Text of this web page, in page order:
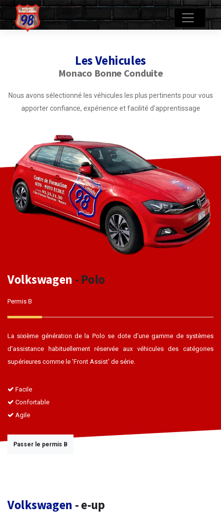
Les Vehicules
Monaco Bonne Conduite
Nous avons sélectionné les véhicules les plus pertinents pour vous
apporter confiance, expérience et facilité d'apprentissage
Volkswagen - Polo
Permis B
La sixième génération de la Polo se dote d’une gamme de systèmes
d’assistance habituellement réservée aux véhicules des catégories
supérieures comme le 'Front Assist' de série.
Facile
Confortable
Agile
Passer le permis B
Volkswagen - e-up